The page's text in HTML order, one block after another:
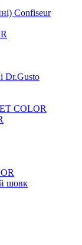
Confiseur
Dr.Gusto
COLOR
шовк